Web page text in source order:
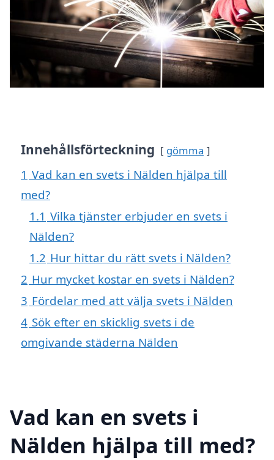
Innehållsförteckning gömma
1 Vad kan en svets i Nälden hjälpa till
med?
1.1 Vilka tjänster erbjuder en svets i
Nälden?
1.2 Hur hittar du rätt svets i Nälden?
2 Hur mycket kostar en svets i Nälden?
3 Fördelar med att välja svets i Nälden
4 Sök efter en skicklig svets i de
omgivande städerna Nälden
Vad kan en svets i
Nälden hjälpa till med?